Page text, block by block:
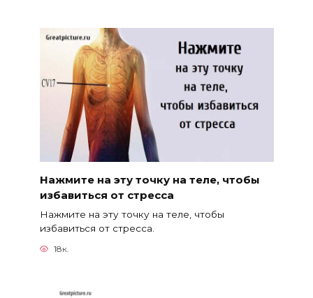
Нажмите на эту точку на теле, чтобы
избавиться от стресса
Нажмите на эту точку на теле, чтобы
избавиться от стресса.
18к.